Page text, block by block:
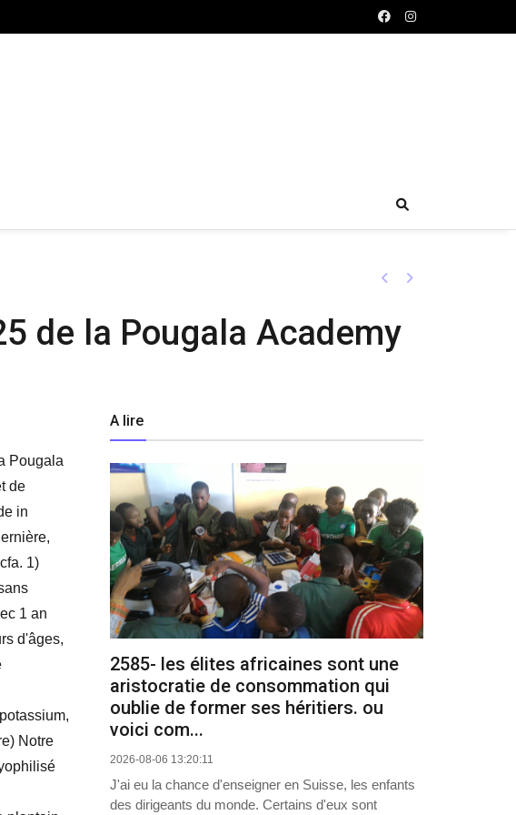
Previous
Next
de la Pougala Academy
Pougala
de
in
1)
1 an
d'âges,
Notre
A lire
2585- les élites africaines sont une
aristocratie de consommation qui
oublie de former ses héritiers. ou
voici com...
2026-08-06 13:20:11
J'ai eu la chance d'enseigner en Suisse, les enfants
des dirigeants du monde. Certains d'eux sont